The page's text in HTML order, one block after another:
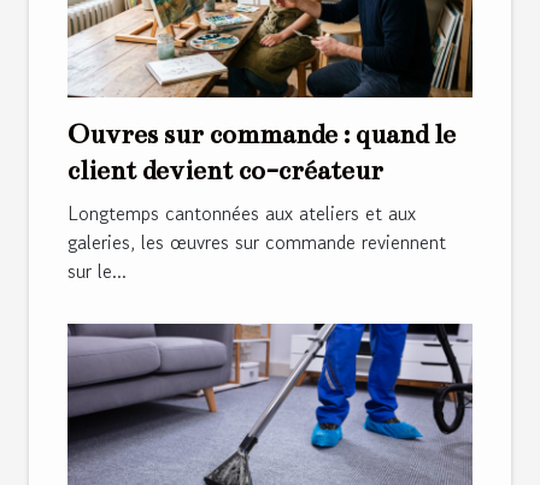
Œuvres sur commande : quand le
client devient co-créateur
Longtemps cantonnées aux ateliers et aux
galeries, les œuvres sur commande reviennent
sur le...